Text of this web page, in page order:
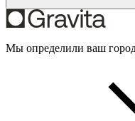
Мы определили ваш